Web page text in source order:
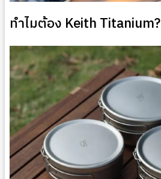
ทำไมต้อง Keith Titanium?